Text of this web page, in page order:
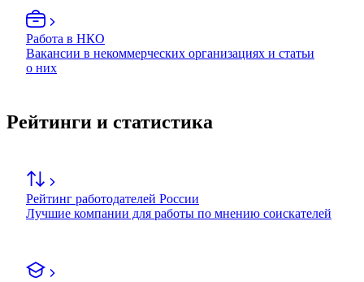
Работа в НКО
Вакансии в некоммерческих организациях и статьи
о них
Рейтинги и статистика
Рейтинг работодателей России
Лучшие компании для работы по мнению соискателей